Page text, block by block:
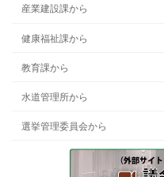
産業建設課から
健康福祉課から
教育課から
水道管理所から
選挙管理委員会から